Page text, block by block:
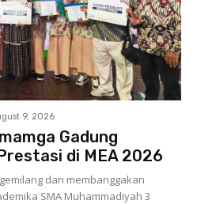
9, 2026
Gadung
di MEA 2026
dan membanggakan
SMA Muhammadiyah 3